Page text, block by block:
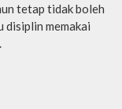
tetap tidak boleh
disiplin memakai